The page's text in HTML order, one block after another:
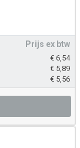
Prijs ex btw
€ 6,54
€ 5,89
€ 5,56